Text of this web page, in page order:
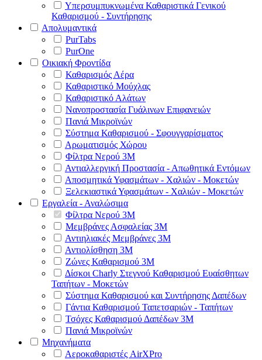
Υπερσυμπυκνωμένα Καθαριστικά Γενικού
Καθαρισμού - Συντήρησης
Απολυμαντικά
PurTabs
PurOne
Οικιακή Φροντίδα
Καθαρισμός Αέρα
Καθαριστικό Μούχλας
Καθαριστικό Αλάτων
Νανοπροστασία Γυάλινων Επιφανειών
Πανιά Μικροϊνών
Σύστημα Καθαρισμού - Σφουγγαρίσματος
Αρωματισμός Χώρου
Φίλτρα Νερού 3Μ
Αντιαλλεργική Προστασία - Απωθητικά Εντόμων
Αποσμητικά Υφασμάτων - Χαλιών - Μοκετών
Ξελεκιαστικά Υφασμάτων - Χαλιών - Μοκετών
Εργαλεία - Αναλώσιμα
Φίλτρα Νερού 3Μ
Μεμβράνες Ασφαλείας 3Μ
Αντιηλιακές Μεμβράνες 3Μ
Αντιολίσθηση 3Μ
Ζώνες Καθαρισμού 3Μ
Δίσκοι Charly Στεγνού Καθαρισμού Ευαίσθητων
Ταπήτων - Μοκετών
Σύστημα Καθαρισμού και Συντήρησης Δαπέδων
Γάντια Καθαρισμού Ταπετσαριών - Ταπήτων
Τσόχες Καθαρισμού Δαπέδων 3Μ
Πανιά Μικροϊνών
Μηχανήματα
Αεροκαθαριστές AirXPro